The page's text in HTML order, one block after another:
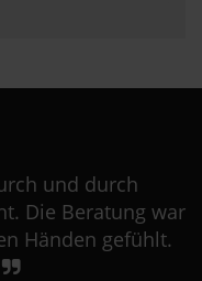
und durch
Die Beratung war
Händen gefühlt.